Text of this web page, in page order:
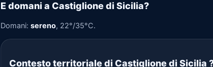
E domani a Castiglione di Sicilia?
Domani: sereno, 22°/35°C.
Contesto territoriale di Castiglione di Sicilia